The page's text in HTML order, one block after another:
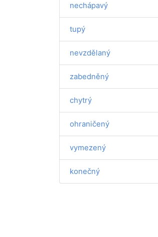
nechápavý
tupý
nevzdělaný
zabedněný
chytrý
ohraničený
vymezený
konečný